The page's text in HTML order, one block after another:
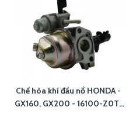
Chế hòa khí đầu nổ HONDA -
GX160, GX200 - 16100-Z0T-